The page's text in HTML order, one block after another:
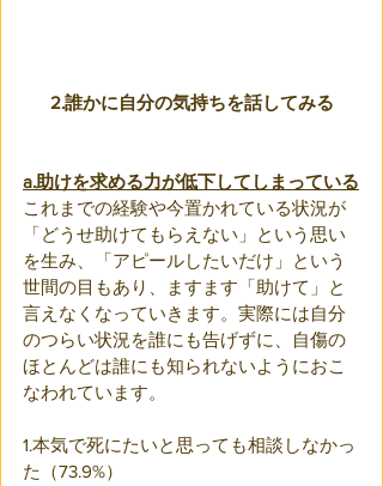
2.誰かに自分の気持ちを話してみる
a.助けを求める力が低下してしまっている
これまでの経験や今置かれている状況が
「どうせ助けてもらえない」という思い
を生み、「アピールしたいだけ」という
世間の目もあり、ますます「助けて」と
言えなくなっていきます。実際には自分
のつらい状況を誰にも告げずに、自傷の
ほとんどは誰にも知られないようにおこ
なわれています。
1.本気で死にたいと思っても相談しなかっ
た（73.9%）